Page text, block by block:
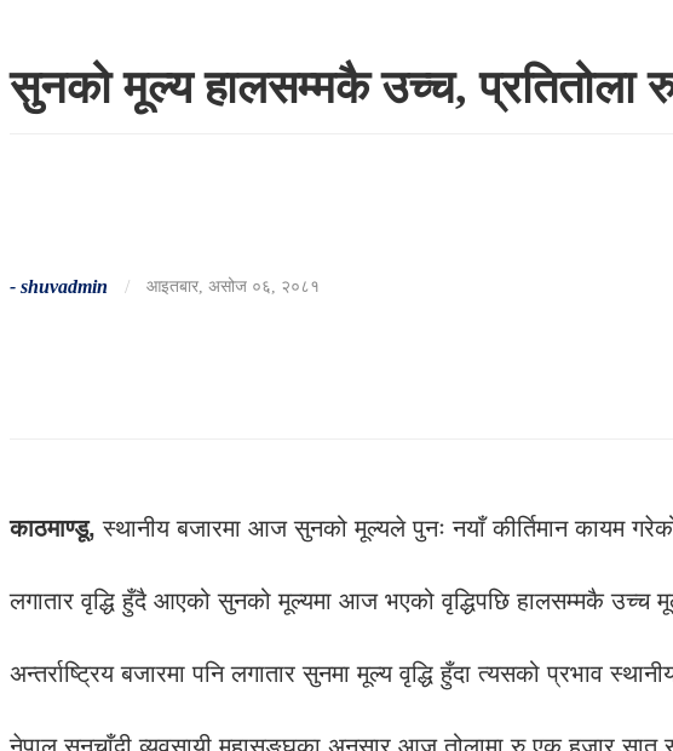
सुनको मूल्य हालसम्मकै उच्च, प्रतितोला
- shuvadmin / आइतबार, असोज ०६, २०८१
काठमाण्डू, स्थानीय बजारमा आज सुनको मूल्यले पुनः नयाँ कीर्तिमान कायम
लगातार वृद्धि हुँदै आएको सुनको मूल्यमा आज भएको वृद्धिपछि हालसम्मकै उच्च
अन्तर्राष्ट्रिय बजारमा पनि लगातार सुनमा मूल्य वृद्धि हुँदा त्यसको प्रभाव